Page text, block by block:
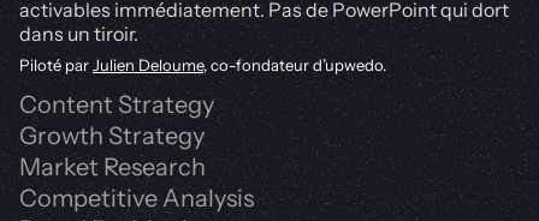
activables immédiatement. Pas de PowerPoint qui dort
dans un tiroir.
Piloté par Julien Deloume, co-fondateur d’upwedo.
Content Strategy
Growth Strategy
Market Research
Competitive Analysis